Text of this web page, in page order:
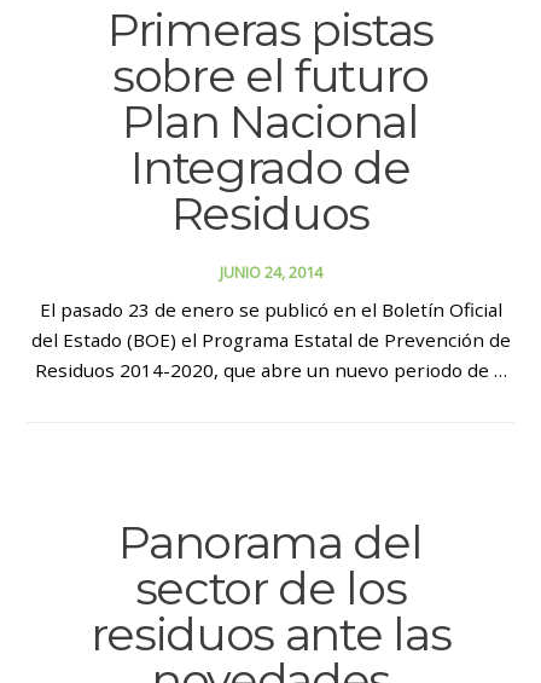
Primeras pistas
sobre el futuro
Plan Nacional
Integrado de
Residuos
JUNIO 24, 2014
El pasado 23 de enero se publicó en el Boletín Oficial
del Estado (BOE) el Programa Estatal de Prevención de
Residuos 2014-2020, que abre un nuevo periodo de …
Panorama del
sector de los
residuos ante las